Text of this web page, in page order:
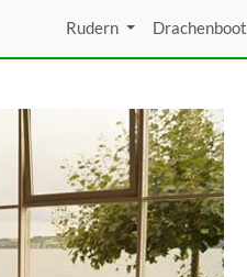
Rudern Drachenboot